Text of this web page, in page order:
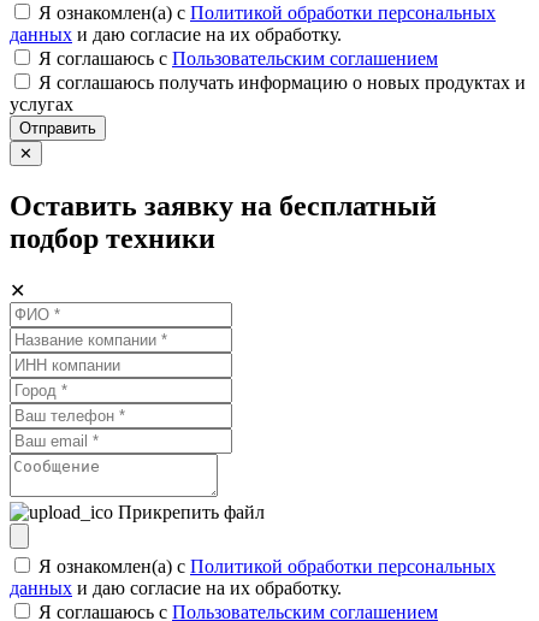
Я ознакомлен(а) с Политикой обработки персональных
данных и даю согласие на их обработку.
Я соглашаюсь c Пользовательским соглашением
Я соглашаюсь получать информацию о новых продуктах и
услугах
Отправить
✕
Оставить заявку на бесплатный
подбор техники
✕
Прикрепить файл
Я ознакомлен(а) с Политикой обработки персональных
данных и даю согласие на их обработку.
Я соглашаюсь c Пользовательским соглашением